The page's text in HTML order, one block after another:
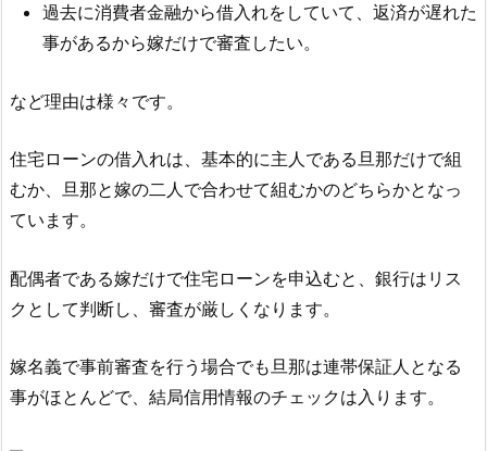
過去に消費者金融から借入れをしていて、返済が遅れた
事があるから嫁だけで審査したい。
など理由は様々です。
住宅ローンの借入れは、基本的に主人である旦那だけで組
むか、旦那と嫁の二人で合わせて組むかのどちらかとなっ
ています。
配偶者である嫁だけで住宅ローンを申込むと、銀行はリス
クとして判断し、審査が厳しくなります。
嫁名義で事前審査を行う場合でも旦那は連帯保証人となる
事がほとんどで、結局信用情報のチェックは入ります。